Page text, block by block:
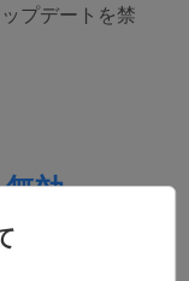
プデートを禁
効